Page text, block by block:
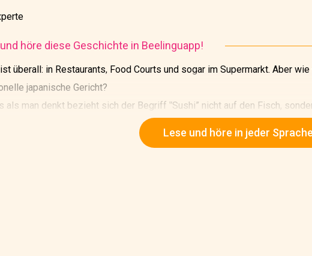
höre diese Geschichte in Beelinguapp!
überall: in Restaurants, Food Courts und sogar im Supermarkt. Aber
japanische Gericht?
als man denkt bezieht sich der Begriff ‟Sushi” nicht auf den Fisch,
bedeutet wörtlich ‟sauer schmeckend.”
Lese und höre in jeder Sprache